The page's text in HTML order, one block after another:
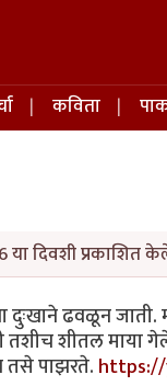
कविता
या दिवशी प्रकाशित
ढवळून जाती.
तशीच शीतल माया
तसे पाझरते.https://